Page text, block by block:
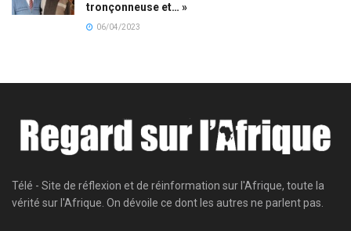
tronçonneuse et… »
06/04/2023
Télé - Site de réflexion et de réinformation sur l'Afrique, toute la
vérité sur l'Afrique. On dévoile ce dont les autres ne parlent pas.